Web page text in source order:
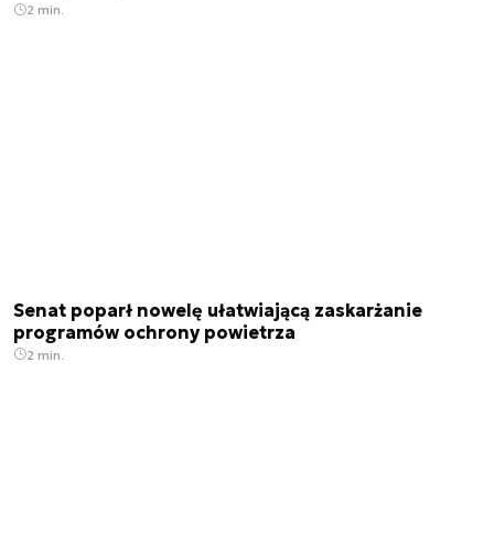
2 min.
Senat poparł nowelę ułatwiającą zaskarżanie
programów ochrony powietrza
2 min.